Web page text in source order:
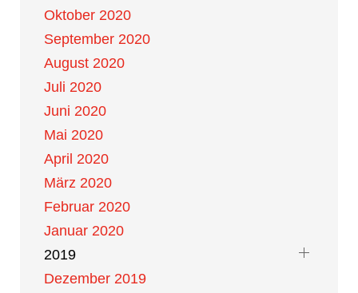
Oktober 2020
September 2020
August 2020
Juli 2020
Juni 2020
Mai 2020
April 2020
März 2020
Februar 2020
Januar 2020
2019
Dezember 2019